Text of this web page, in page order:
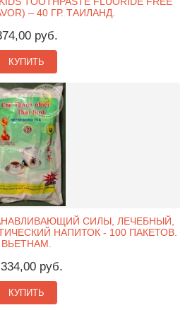
– 40 ГР. ТАИЛАНД.
руб.
КУПИТЬ
СИЛЫ, ЛЕЧЕБНЫЙ,
НАПИТОК - 100 ПАКЕТОВ.
ВЬЕТНАМ.
руб.
КУПИТЬ